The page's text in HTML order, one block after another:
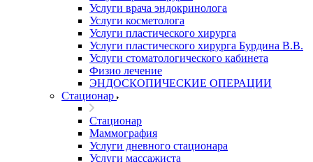
Услуги врача эндокринолога
Услуги косметолога
Услуги пластического хирурга
Услуги пластического хирурга Бурдина В.В.
Услуги стоматологического кабинета
Физио лечение
ЭНДОСКОПИЧЕСКИЕ ОПЕРАЦИИ
Стационар
Стационар
Маммография
Услуги дневного стационара
Услуги массажиста